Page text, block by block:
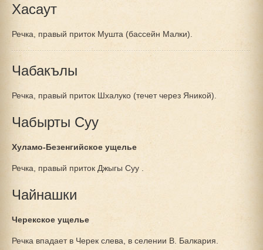
Хасаут
Речка, правый приток Мушта (бассейн Малки).
Чабакълы
Речка, правый приток Шхалуко (течет через Яникой).
Чабырты Суу
Хуламо-Безенгийское ущелье
Речка, правый приток Джыгы Суу .
Чайнашки
Черекское ущелье
Речка впадает в Черек слева, в селении В. Балкария.